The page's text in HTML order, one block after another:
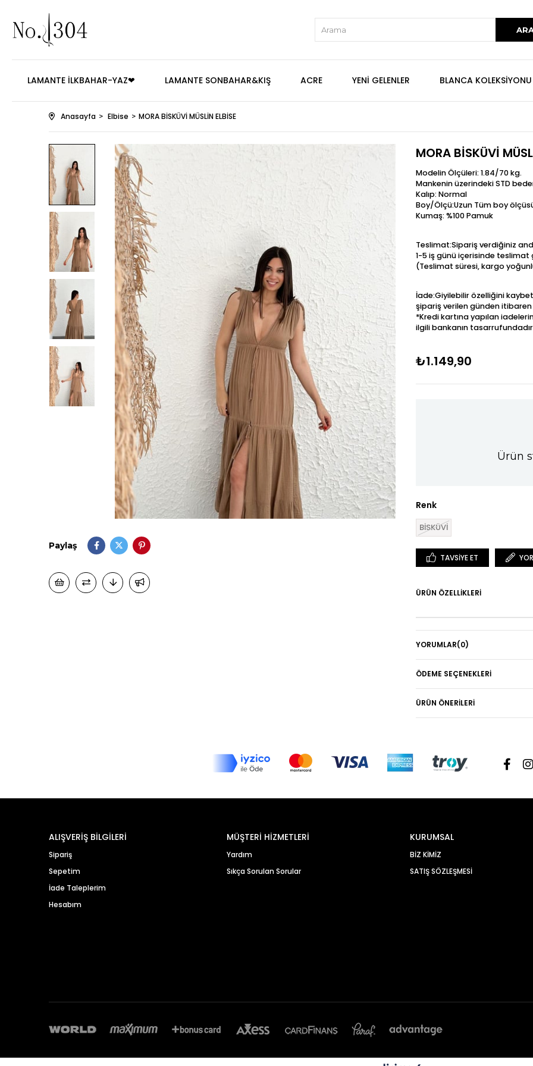
LAMANTE İLKBAHAR-YAZ❤ LAMANTE SONBAHAR&KIŞ ACRE YENİ GELENLER BLANCA KOLEKSİYONU
Anasayfa Elbise MORA BİSKÜVİ MÜSLİN ELBİSE
Paylaş
MORA BİSKÜVİ
Modelin Ölçüleri: 1.84/70 kg.
Mankenin üzerindeki STD
Kalıp: Normal
Boy/Ölçü:Uzun Tüm boy
Kumaş: %100 Pamuk
Teslimat:Sipariş verdiğiniz
1-5 iş günü içerisinde
(Teslimat süresi, kargo
İade:Giyilebilir özelliğini
şipariş verilen günden itibaren
*Kredi kartına yapılan
ilgili bankanın
₺1.149,90
Ürün
Renk
BİSKÜVİ
TAVSIYE ET
ÜRÜN ÖZELLIKLERI
YORUMLAR(0)
ÖDEME SEÇENEKLERI
ÜRÜN ÖNERILERI
ALIŞVERİŞ BİLGİLERİ
Sipariş
Sepetim
İade Taleplerim
Hesabım
MÜŞTERİ HİZMETLERİ
Yardım
Sıkça Sorulan Sorular
KURUMSAL
BİZ KİMİZ
SATIŞ SÖZLEŞMESİ